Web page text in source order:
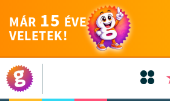
MÁR 15 ÉVE
VELETEK!